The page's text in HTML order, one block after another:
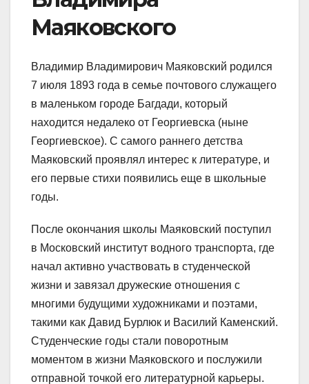
Маяковского
Владимир Владимирович Маяковский родился
7 июля 1893 года в семье почтового служащего
в маленьком городе Багдади, который
находится недалеко от Георгиевска (ныне
Георгиевское). С самого раннего детства
Маяковский проявлял интерес к литературе, и
его первые стихи появились еще в школьные
годы.
После окончания школы Маяковский поступил
в Московский институт водного транспорта, где
начал активно участвовать в студенческой
жизни и завязал дружеские отношения с
многими будущими художниками и поэтами,
такими как Давид Бурлюк и Василий Каменский.
Студенческие годы стали поворотным
моментом в жизни Маяковского и послужили
отправной точкой его литературной карьеры.